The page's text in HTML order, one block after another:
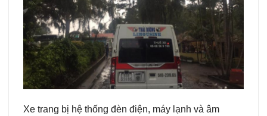
Xe trang bị hệ thống đèn điện, máy lạnh và âm